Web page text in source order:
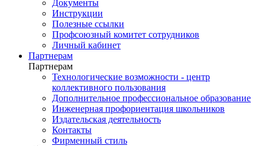
Документы
Инструкции
Полезные ссылки
Профсоюзный комитет сотрудников
Личный кабинет
Партнерам
Партнерам
Технологические возможности - центр
коллективного пользования
Дополнительное профессиональное образование
Инженерная профориентация школьников
Издательская деятельность
Контакты
Фирменный стиль